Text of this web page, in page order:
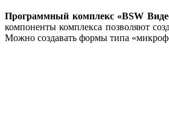
Программный комплекс «BSW
компоненты комплекса позволяют
Можно создавать формы типа